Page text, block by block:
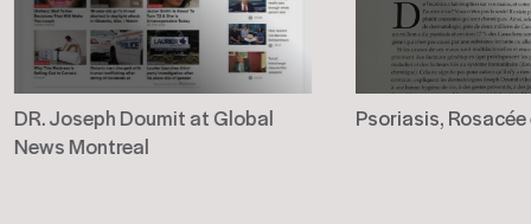
DR. Joseph Doumit at Global
News Montreal
Psoriasis,